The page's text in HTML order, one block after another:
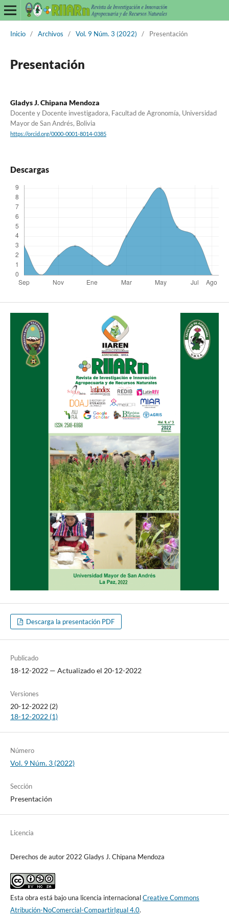
Inicio / Archivos / Vol. 9 Núm. 3 (2022) / Presentación
Presentación
Gladys J. Chipana Mendoza
Docente y Docente investigadora, Facultad de Agronomía, Universidad
Mayor de San Andrés, Bolivia
https://orcid.org/0000-0001-8014-0385
Descargas
Descarga la presentación PDF
Publicado
18-12-2022 — Actualizado el 20-12-2022
Versiones
20-12-2022 (2)
18-12-2022 (1)
Número
Vol. 9 Núm. 3 (2022)
Sección
Presentación
Licencia
Derechos de autor 2022 Gladys J. Chipana Mendoza
Esta obra está bajo una licencia internacionalCreative Commons
Atribución-NoComercial-CompartirIgual 4.0.